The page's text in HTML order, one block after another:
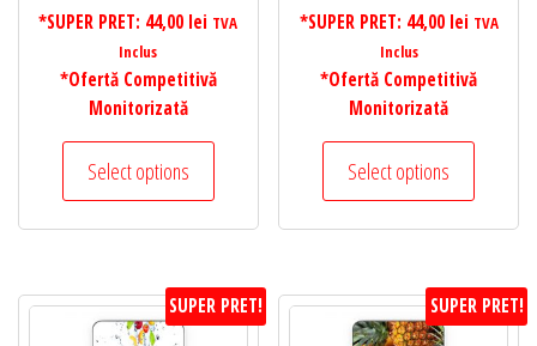
*SUPER PRET: 44,00 lei TVA
Inclus
*Ofertă Competitivă
Monitorizată
Select options
*SUPER PRET: 44,00 lei TVA
Inclus
*Ofertă Competitivă
Monitorizată
Select options
SUPER PRET! SUPER PRET!